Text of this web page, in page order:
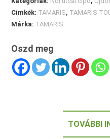
Címkék: TAMARIS, TAMARIS
Márka: TAMARIS
Oszd meg
TOVÁBBI